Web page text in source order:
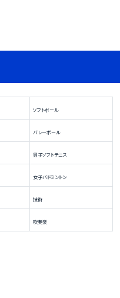
ソフトボール
バレーボール
男子ソフトテニス
女子バドミントン
技術
吹奏楽